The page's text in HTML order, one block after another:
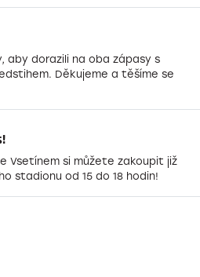
aby dorazili na oba zápasy s
Děkujeme a těšíme se
Vsetínem si můžete zakoupit již
stadionu od 15 do 18 hodin!